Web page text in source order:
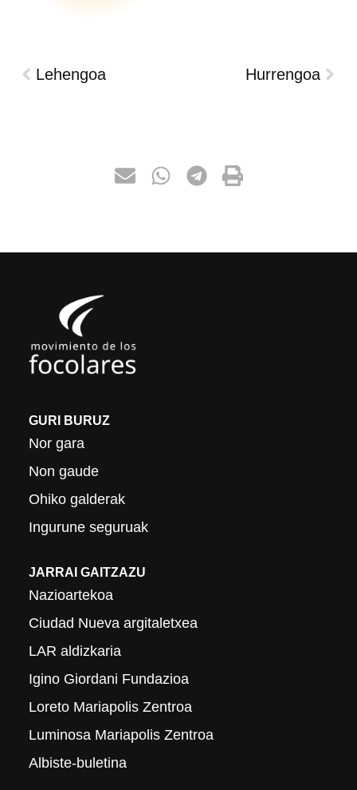
Lehengoa Hurrengoa
GURI BURUZ
Nor gara
Non gaude
Ohiko galderak
Ingurune seguruak
JARRAI GAITZAZU
Nazioartekoa
Ciudad Nueva argitaletxea
LAR aldizkaria
Igino Giordani Fundazioa
Loreto Mariapolis Zentroa
Luminosa Mariapolis Zentroa
Albiste-buletina